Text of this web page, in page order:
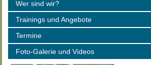
Wer sind wir?
Trainings und Angebote
Termine
Foto-Galerie und Videos